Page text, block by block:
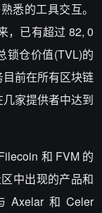
悉的工具交互。
，已有超过 82, 0
锁仓价值(TVL)的
前在所有区块链
家提供者中达到
和 FVM 的
中出现的产品和
Axelar 和 Celer